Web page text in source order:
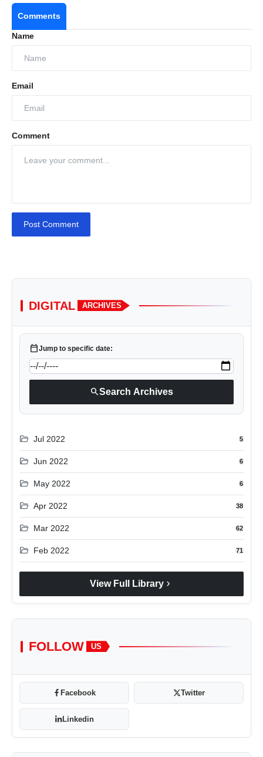
Comments
Name
Email
Comment
Post Comment
DIGITAL ARCHIVES
calendar_todayJump to specific date:
searchSearch Archives
folder_open Jul 2022 5
folder_open Jun 2022 6
folder_open May 2022 6
folder_open Apr 2022 38
folder_open Mar 2022 62
folder_open Feb 2022 71
View Full Library chevron_right
FOLLOW US
Facebook Twitter
Linkedin